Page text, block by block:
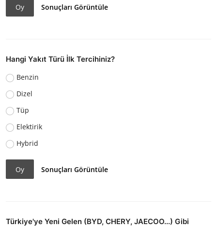
Oy Sonuçları Görüntüle
Hangi Yakıt Türü İlk Tercihiniz?
Benzin
Dizel
Tüp
Elektirik
Hybrid
Oy Sonuçları Görüntüle
Türkiye'ye Yeni Gelen (BYD, CHERY, JAECOO...) Gibi